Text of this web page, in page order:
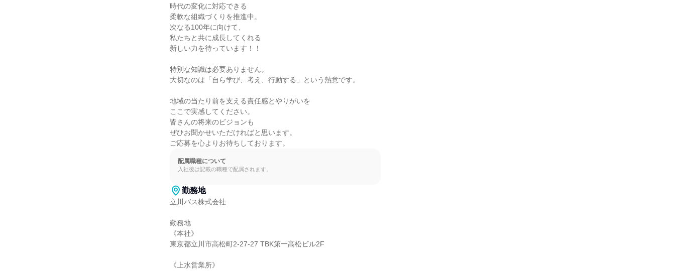
時代の変化に対応できる
柔軟な組織づくりを推進中。
次なる100年に向けて、
私たちと共に成長してくれる
新しい力を待っています！！
特別な知識は必要ありません。
大切なのは「自ら学び、考え、行動する」という熱意です。
地域の当たり前を支える責任感とやりがいを
ここで実感してください。
皆さんの将来のビジョンも
ぜひお聞かせいただければと思います。
ご応募を心よりお待ちしております。
配属職種について
入社後は記載の職種で配属されます。
勤務地
立川バス株式会社
勤務地
《本社》
東京都立川市高松町2-27-27 TBK第一高松ビル2F
《上水営業所》